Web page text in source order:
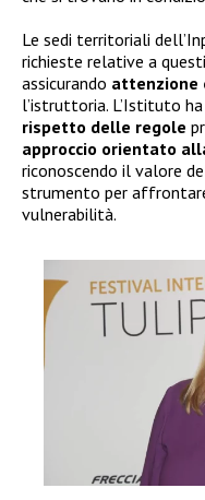
Le sedi territoriali
richieste relative a
assicurando attenzione
l’istruttoria. L’Istituto
rispetto delle regole
approccio orientato
riconoscendo il valore
strumento per
vulnerabilità.